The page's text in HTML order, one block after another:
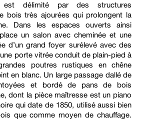
est délimité par des structures
bois très ajourées qui prolongent la
Dans les espaces ouverts ainsi
un salon avec cheminée et une
d’un grand foyer surélevé avec des
porte vitrée conduit de plain-pied à
poutres rustiques en chêne
en blanc. Un large passage dallé de
et bordé de pans de bois
dont la pièce maîtresse est un piano
qui date de 1850, utilisé aussi bien
que comme moyen de chauffage.